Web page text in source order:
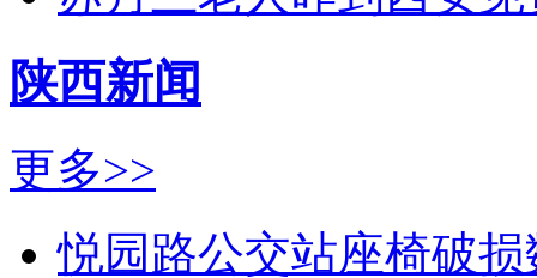
陕西新闻
更多>>
悦园路公交站座椅破损